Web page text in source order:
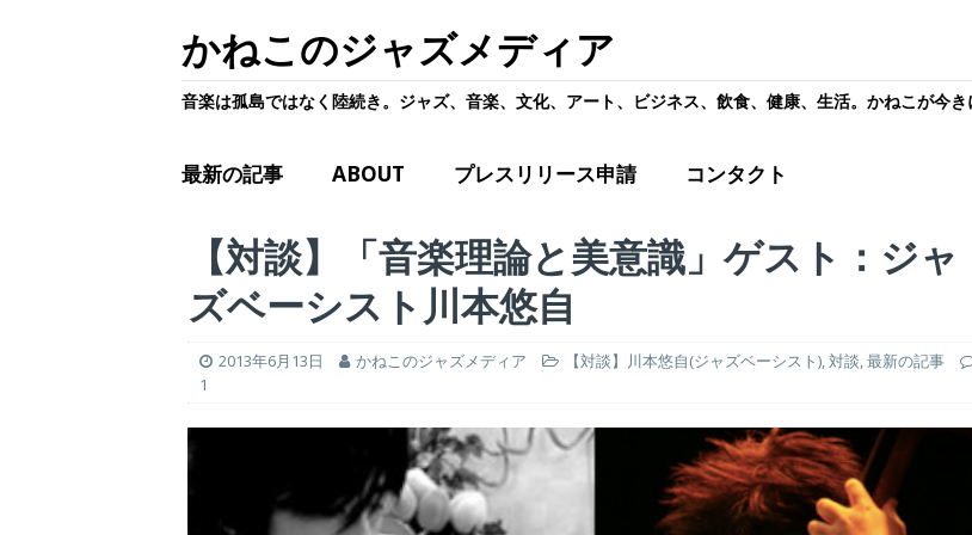
かねこのジャズメディア
音楽は孤島ではなく陸続き。ジャズ、音楽、文化、アート、ビジネス、飲食、健康、生活。かねこが今
最新の記事 ABOUT プレスリリース申請 コンタクト
【対談】「音楽理論と美意識」ゲスト：ジャ
ズベーシスト川本悠自
2013年6月13日 かねこのジャズメディア 【対談】川本悠自(ジャズベーシスト),対談,最新の記事
1